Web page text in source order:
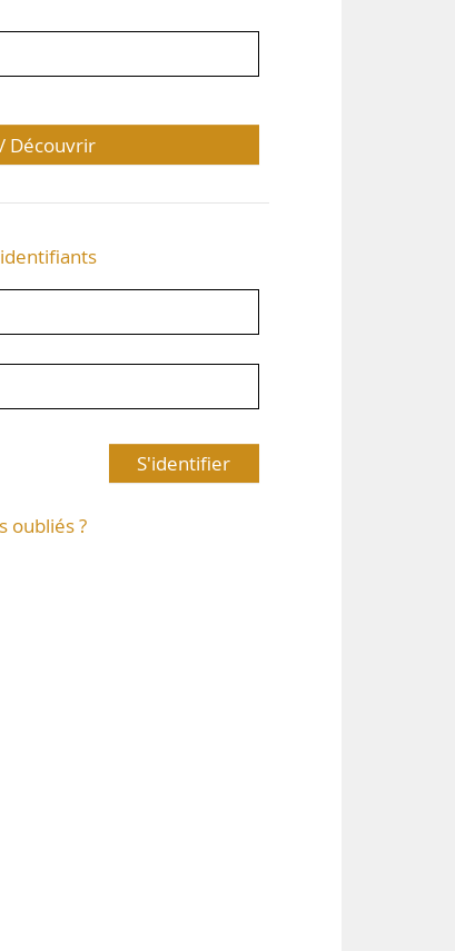
Découvrir
S'identifier
oubliés ?